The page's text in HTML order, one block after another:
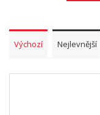
Výchozí Nejlevnější